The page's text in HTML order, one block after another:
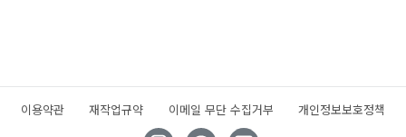
이용약관 재작업규약 이메일 무단 수집거부 개인정보보호정책